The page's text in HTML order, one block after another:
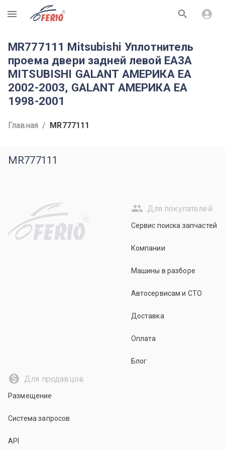
R
MR777111 Mitsubishi Уплотнитель
проема двери задней левой EA3A
MITSUBISHI GALANT АМЕРИКА EA
2002-2003, GALANT АМЕРИКА EA
1998-2001
Главная / MR777111
MR777111
R
Для покупателей
Сервис поиска запчастей
Компании
Машины в разборе
Автосервисам и СТО
Доставка
Оплата
Блог
Для продавцов
Размещение
Система запросов
API